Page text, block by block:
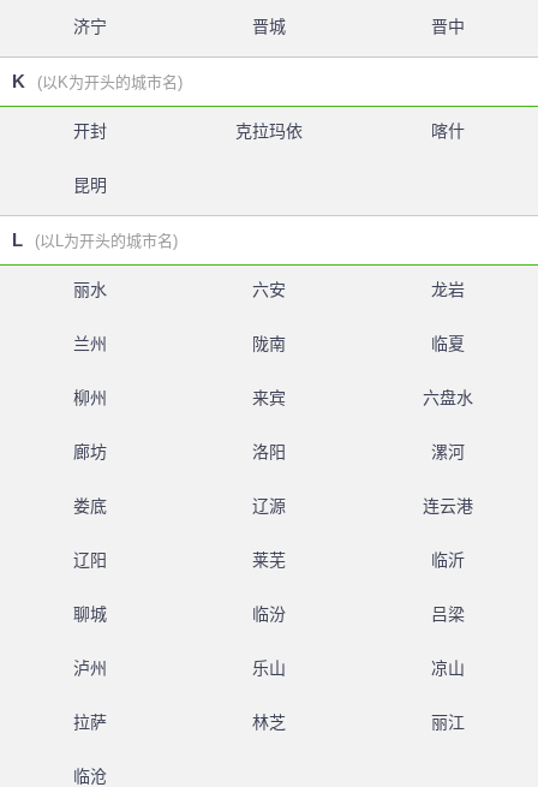
济宁 晋城 晋中
K (以K为开头的城市名)
开封 克拉玛依 喀什
昆明
L (以L为开头的城市名)
丽水 六安 龙岩
兰州 陇南 临夏
柳州 来宾 六盘水
廊坊 洛阳 漯河
娄底 辽源 连云港
辽阳 莱芜 临沂
聊城 临汾 吕梁
泸州 乐山 凉山
拉萨 林芝 丽江
临沧